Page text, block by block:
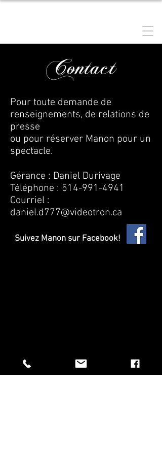
Contact
Pour toute demande de
renseignements, de relations de
presse
ou pour réserver Manon pour un
spectacle.
Gérance : Daniel Durivage
Téléphone : 514-991-4941
Courriel :
daniel.d777@videotron.ca
Suivez Manon sur Facebook!